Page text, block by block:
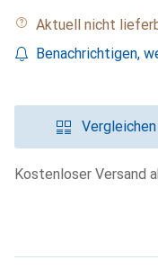
Aktuell nicht
Benachrichtigen,
Vergleichen
Kostenloser Versand